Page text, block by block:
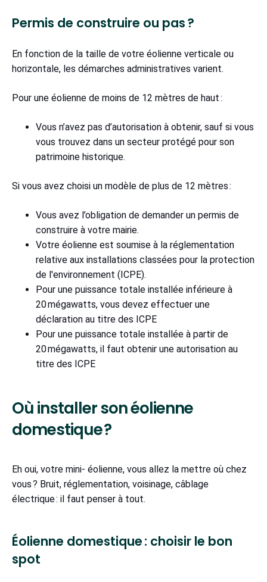
Permis de construire ou pas ?
En fonction de la taille de votre éolienne verticale ou
horizontale, les démarches administratives varient.
Pour une éolienne de moins de 12 mètres de haut :
Vous n’avez pas d’autorisation à obtenir, sauf si vous
vous trouvez dans un secteur protégé pour son
patrimoine historique.
Si vous avez choisi un modèle de plus de 12 mètres :
Vous avez l’obligation de demander un permis de
construire à votre mairie.
Votre éolienne est soumise à la réglementation
relative aux installations classées pour la protection
de l'environnement (ICPE).
Pour une puissance totale installée inférieure à
20 mégawatts, vous devez effectuer une
déclaration au titre des ICPE
Pour une puissance totale installée à partir de
20 mégawatts, il faut obtenir une autorisation au
titre des ICPE
Où installer son éolienne
domestique ?
Eh oui, votre mini- éolienne, vous allez la mettre où chez
vous ? Bruit, réglementation, voisinage, câblage
électrique : il faut penser à tout.
Éolienne domestique : choisir le bon
spot